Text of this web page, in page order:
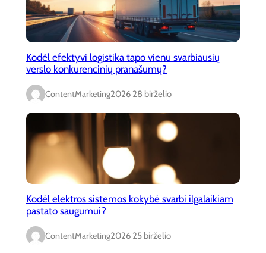
Kodėl efektyvi logistika tapo vienu svarbiausių
verslo konkurencinių pranašumų?
ContentMarketing2026 28 birželio
Kodėl elektros sistemos kokybė svarbi ilgalaikiam
pastato saugumui?
ContentMarketing2026 25 birželio